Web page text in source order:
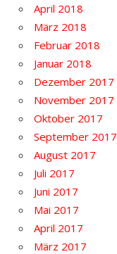
April 2018
März 2018
Februar 2018
Januar 2018
Dezember 2017
November 2017
Oktober 2017
September 2017
August 2017
Juli 2017
Juni 2017
Mai 2017
April 2017
März 2017